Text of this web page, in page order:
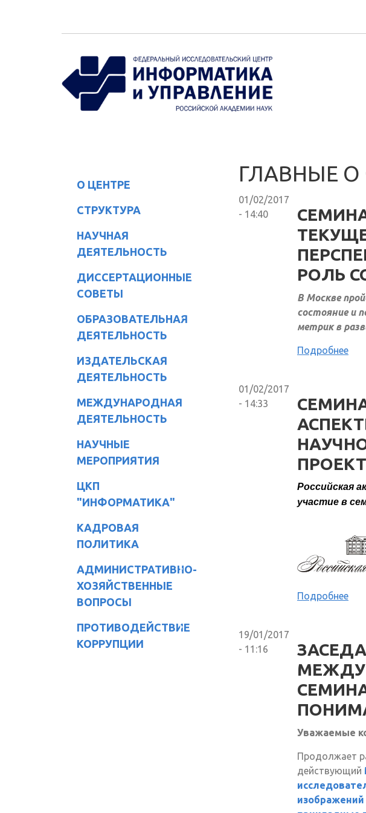
О ЦЕНТРЕ
СТРУКТУРА
НАУЧНАЯ
ДЕЯТЕЛЬНОСТЬ
ДИССЕРТАЦИОННЫЕ
СОВЕТЫ
ОБРАЗОВАТЕЛЬНАЯ
ДЕЯТЕЛЬНОСТЬ
ИЗДАТЕЛЬСКАЯ
ДЕЯТЕЛЬНОСТЬ
МЕЖДУНАРОДНАЯ
ДЕЯТЕЛЬНОСТЬ
НАУЧНЫЕ
МЕРОПРИЯТИЯ
ЦКП
"ИНФОРМАТИКА"
КАДРОВАЯ
ПОЛИТИКА
АДМИНИСТРАТИВНО-
ХОЗЯЙСТВЕННЫЕ
ВОПРОСЫ
ПРОТИВОДЕЙСТВИЕ
КОРРУПЦИИ
ГЛАВНЫЕ
01/02/2017
- 14:40
РОЛЬ
В Москве
состояние и
метрик в
Подробнее
01/02/2017
- 14:33
Российская
участие в
Подробнее
19/01/2017
- 11:16
Уважаемые
Продолжает
действующий